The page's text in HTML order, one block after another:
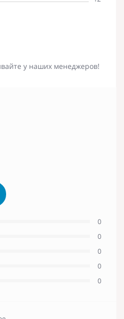
у наших менеджеров!
0
0
0
0
0